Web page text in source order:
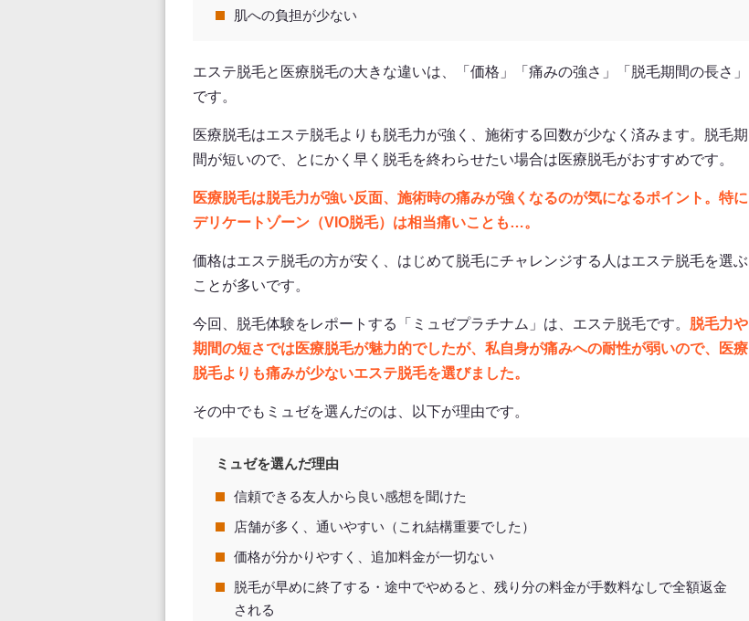
肌への負担が少ない
エステ脱毛と医療脱毛の大きな違いは、「価格」「痛みの強さ」「脱毛期間の長さ」
です。
医療脱毛はエステ脱毛よりも脱毛力が強く、施術する回数が少なく済みます。脱毛期
間が短いので、とにかく早く脱毛を終わらせたい場合は医療脱毛がおすすめです。
医療脱毛は脱毛力が強い反面、施術時の痛みが強くなるのが気になるポイント。特に
デリケートゾーン（VIO脱毛）は相当痛いことも…。
価格はエステ脱毛の方が安く、はじめて脱毛にチャレンジする人はエステ脱毛を選ぶ
ことが多いです。
今回、脱毛体験をレポートする「ミュゼプラチナム」は、エステ脱毛です。 脱毛力や
期間の短さでは医療脱毛が魅力的でしたが、私自身が痛みへの耐性が弱いので、医療
脱毛よりも痛みが少ないエステ脱毛を選びました。
その中でもミュゼを選んだのは、以下が理由です。
ミュゼを選んだ理由
信頼できる友人から良い感想を聞けた
店舗が多く、通いやすい（これ結構重要でした）
価格が分かりやすく、追加料金が一切ない
脱毛が早めに終了する・途中でやめると、残り分の料金が手数料なしで全額返金
される